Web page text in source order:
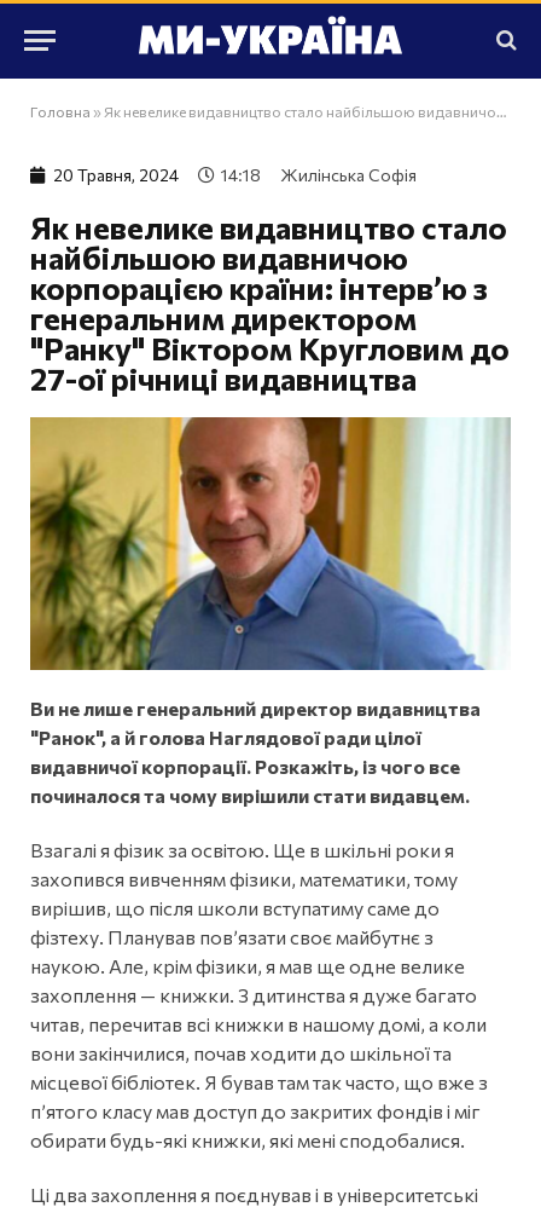
Головна » Як невелике видавництво стало найбільшою видавничою корпорацією країни: інтерв’ю з генеральним директором "Ранку" Віктором Кругловим до 27-ої річниці видавництва
20 Травня, 2024 14:18 Жилінська Софія
Як невелике видавництво стало
найбільшою видавничою
корпорацією країни: інтерв’ю з
генеральним директором
"Ранку" Віктором Кругловим до
27-ої річниці видавництва
Ви не лише генеральний директор видавництва
"Ранок", а й голова Наглядової ради цілої
видавничої корпорації. Розкажіть, із чого все
починалося та чому вирішили стати видавцем.
Взагалі я фізик за освітою. Ще в шкільні роки я
захопився вивченням фізики, математики, тому
вирішив, що після школи вступатиму саме до
фізтеху. Планував пов’язати своє майбутнє з
наукою. Але, крім фізики, я мав ще одне велике
захоплення — книжки. З дитинства я дуже багато
читав, перечитав всі книжки в нашому домі, а коли
вони закінчилися, почав ходити до шкільної та
місцевої бібліотек. Я бував там так часто, що вже з
п’ятого класу мав доступ до закритих фондів і міг
обирати будь-які книжки, які мені сподобалися.
Ці два захоплення я поєднував і в університетські